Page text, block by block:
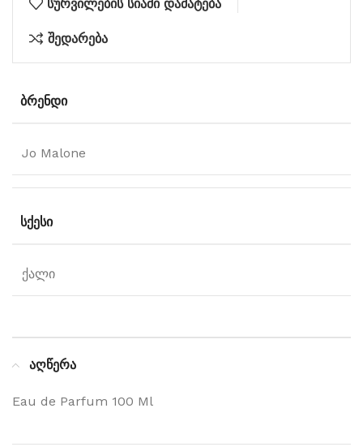
სურვილების სიაში დამატება
შედარება
ᲑᲠᲔᲜᲓᲘ
Jo Malone
ᲡᲥᲔᲡᲘ
ქალი
აღწერა
Eau de Parfum 100 Ml